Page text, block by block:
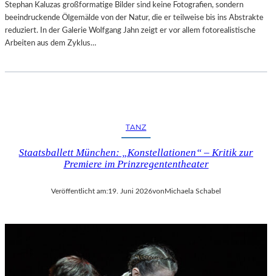
Stephan Kaluzas großformatige Bilder sind keine Fotografien, sondern
beeindruckende Ölgemälde von der Natur, die er teilweise bis ins Abstrakte
reduziert. In der Galerie Wolfgang Jahn zeigt er vor allem fotorealistische
Arbeiten aus dem Zyklus…
TANZ
Staatsballett München: „Konstellationen“ – Kritik zur
Premiere im Prinzregententheater
Veröffentlicht am:19. Juni 2026vonMichaela Schabel